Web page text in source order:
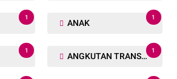
1
ANAK
1
1
ANGKUTAN TRANSPORTASI
1